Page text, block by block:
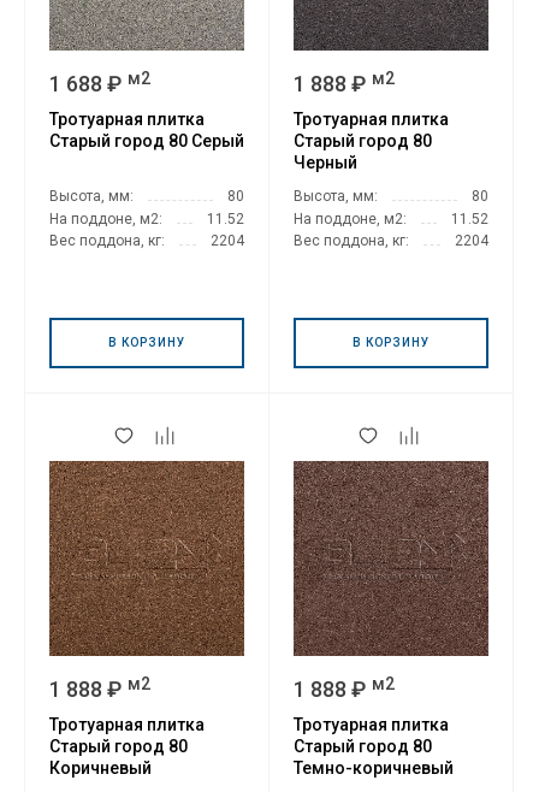
1 688 ₽ м2
Тротуарная плитка
Старый город 80 Серый
Высота, мм:
80
На поддоне, м2:
11.52
Вес поддона, кг:
2204
В КОРЗИНУ
1 888 ₽ м2
Тротуарная плитка
Старый город 80
Черный
Высота, мм:
80
На поддоне, м2:
11.52
Вес поддона, кг:
2204
В КОРЗИНУ
1 888 ₽ м2
Тротуарная плитка
Старый город 80
Коричневый
1 888 ₽ м2
Тротуарная плитка
Старый город 80
Темно-коричневый